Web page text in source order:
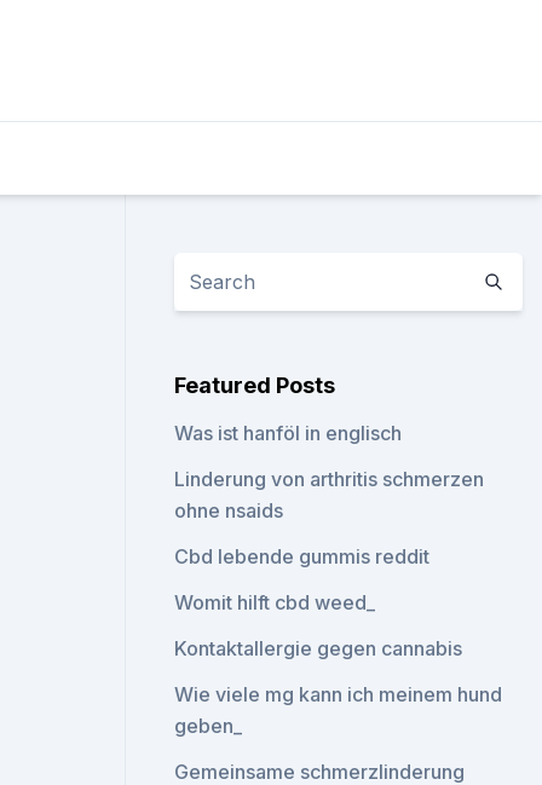
Featured Posts
Was ist hanföl in englisch
Linderung von arthritis schmerzen
ohne nsaids
Cbd lebende gummis reddit
Womit hilft cbd weed_
Kontaktallergie gegen cannabis
Wie viele mg kann ich meinem hund
geben_
Gemeinsame schmerzlinderung